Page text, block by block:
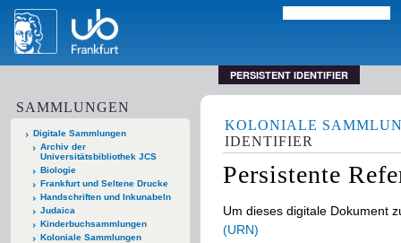
PERSISTENT IDENTIFIER
SAMMLUNGEN
Digitale Sammlungen
Archiv der
Universitätsbibliothek JCS
Biologie
Frankfurt und Seltene Drucke
Handschriften und Inkunabeln
Judaica
Kinderbuchsammlungen
Koloniale Sammlungen
KOLONIALE
IDENTIFIER
Persistente
Um dieses digitale Dokument
(URN)